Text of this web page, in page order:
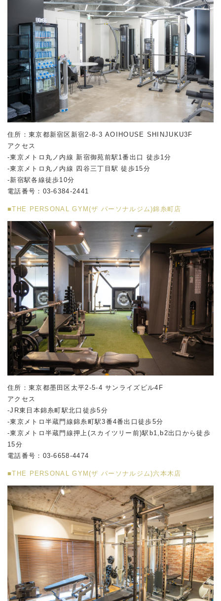
住所：東京都新宿区新宿2-8-3 AOIHOUSE SHINJUKU3F
アクセス
-東京メトロ丸ノ内線 新宿御苑前駅1番出口 徒歩1分
-東京メトロ丸ノ内線 四谷三丁目駅 徒歩15分
-新宿駅各線徒歩10分
電話番号：03-6384-2441
■THE PERSONAL GYM(ザ パーソナルジム)錦糸町店
住所：東京都墨田区太平2-5-4 サンライズビル4F
アクセス
-JR東日本錦糸町駅北口徒歩5分
-東京メトロ半蔵門線錦糸町駅3番4番出口徒歩5分
-東京メトロ半蔵門線押上(スカイツリー前)駅b1,b2出口から徒歩
15分
電話番号：03-6658-4474
■THE PERSONAL GYM(ザ パーソナルジム)六本木店